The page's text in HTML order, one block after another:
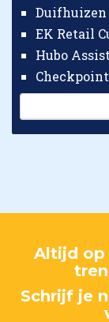
Duifhuizen
EK Retail
Hubo
Altijd op
Schrijf je